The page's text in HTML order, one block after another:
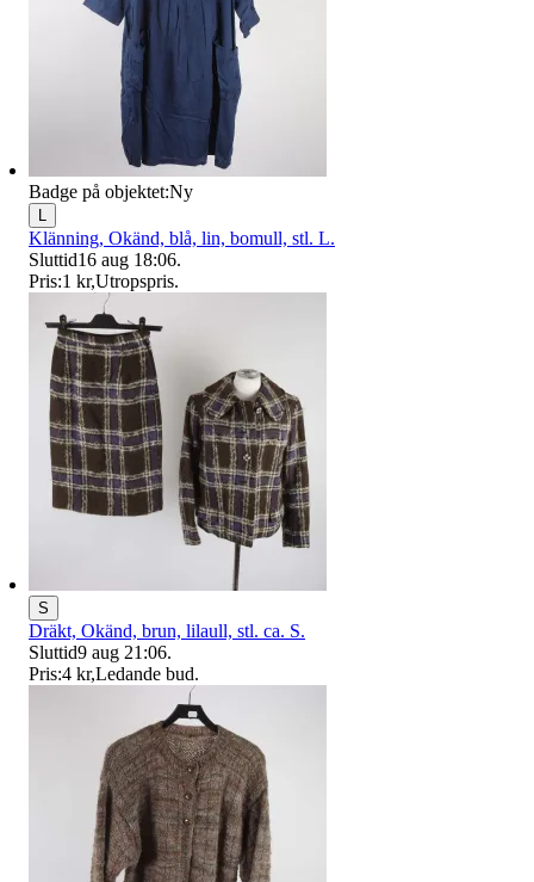
Badge på objektet:Ny
Klänning, Okänd, blå, lin, bomull, stl. L.
Sluttid16 aug 18:06.
Pris:1 kr,Utropspris.
S
Dräkt, Okänd, brun, lilaull, stl. ca. S.
Sluttid9 aug 21:06.
Pris:4 kr,Ledande bud.